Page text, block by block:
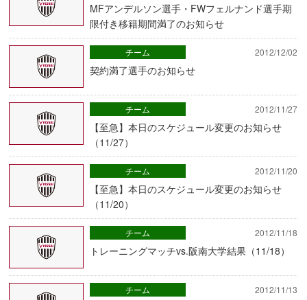
MFアンデルソン選手・FWフェルナンド選手期
限付き移籍期間満了のお知らせ
2012/12/02
契約満了選手のお知らせ
チーム
2012/11/27
【至急】本日のスケジュール変更のお知らせ
（11/27）
チーム
2012/11/20
【至急】本日のスケジュール変更のお知らせ
（11/20）
チーム
2012/11/18
トレーニングマッチvs.阪南大学結果（11/18）
チーム
2012/11/13
チーム